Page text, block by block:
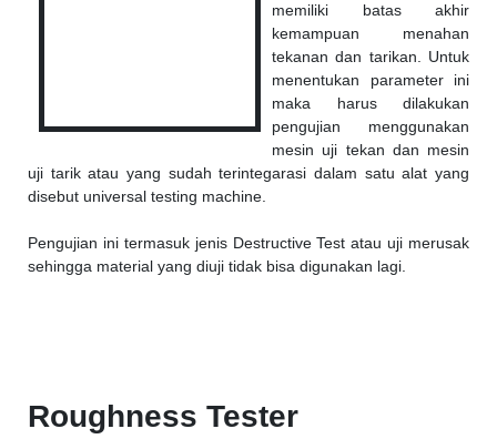
memiliki batas akhir
kemampuan menahan
tekanan dan tarikan. Untuk
menentukan parameter ini
maka harus dilakukan
pengujian menggunakan
mesin uji tekan dan mesin
uji tarik atau yang sudah terintegarasi dalam satu alat yang
disebut universal testing machine.
Pengujian ini termasuk jenis Destructive Test atau uji merusak
sehingga material yang diuji tidak bisa digunakan lagi.
Roughness Tester